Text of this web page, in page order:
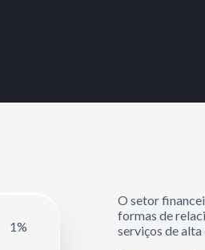
1%
O setor
formas de
serviços de